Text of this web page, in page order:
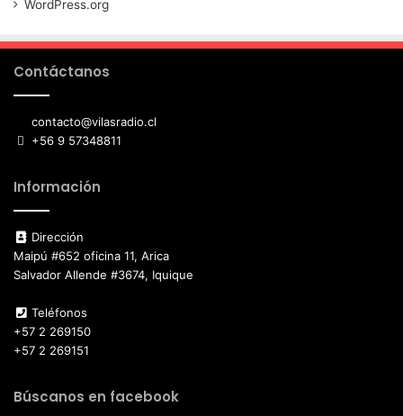
WordPress.org
Contáctanos
contacto@vilasradio.cl
+56 9 57348811
Información
Dirección
Maipú #652 oficina 11, Arica
Salvador Allende #3674, Iquique
Teléfonos
+57 2 269150
+57 2 269151
Búscanos en facebook